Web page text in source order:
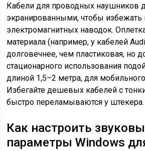
Кабели для проводных наушников
экранированными, чтобы избежать
электромагнитных наводок.
материала (например, у кабелей
долговечнее, чем пластиковая, но
стационарного использования
длиной 1,5–2 метра, для
Избегайте дешевых кабелей с
быстро переламываются у штекера.
Как настроить
параметры Windows